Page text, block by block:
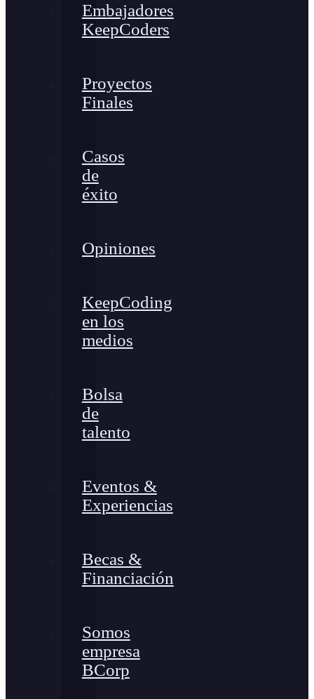
Embajadores
KeepCoders
Proyectos
Finales
Casos
de
éxito
Opiniones
KeepCoding
en los
medios
Bolsa
de
talento
Eventos &
Experiencias
Becas &
Financiación
Somos
empresa
BCorp